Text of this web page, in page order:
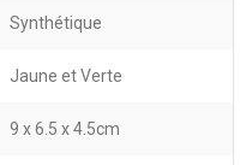
Synthétique
Jaune et Verte
9 x 6.5 x 4.5cm